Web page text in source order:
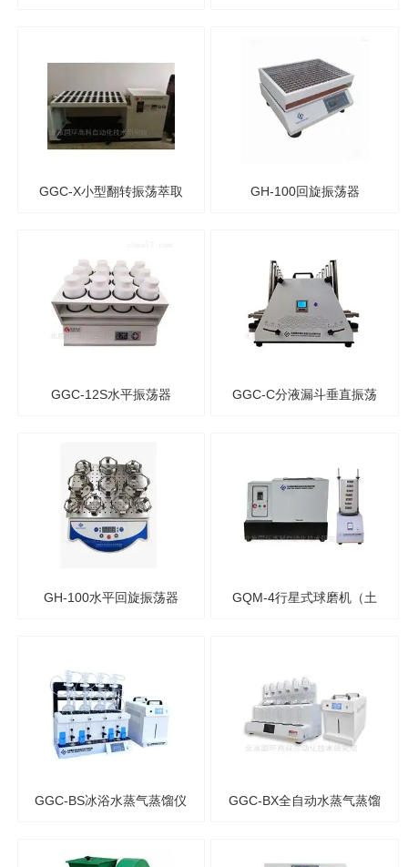
GGC-X小型翻转振荡萃取 GH-100回旋振荡器
GGC-12S水平振荡器 GGC-C分液漏斗垂直振荡
GH-100水平回旋振荡器 GQM-4行星式球磨机（土
GGC-BS冰浴水蒸气蒸馏仪 GGC-BX全自动水蒸气蒸馏